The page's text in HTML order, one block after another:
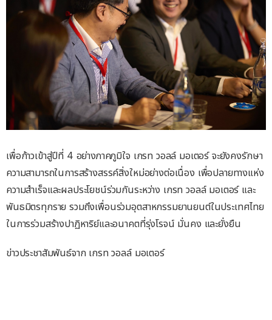
เพื่อก้าวเข้าสู่ปีที่ 4 อย่างภาคภูมิใจ เกรท วอลล์ มอเตอร์ จะยังคงรักษา
ความสามารถในการสร้างสรรค์สิ่งใหม่อย่างต่อเนื่อง เพื่อปลายทางแห่ง
ความสำเร็จและผลประโยชน์ร่วมกันระหว่าง เกรท วอลล์ มอเตอร์ และ
พันธมิตรทุกราย รวมถึงเพื่อนร่วมอุตสาหกรรมยานยนต์ในประเทศไทย
ในการร่วมสร้างปาฏิหาริย์และอนาคตที่รุ่งโรจน์ มั่นคง และยั่งยืน
ข่าวประชาสัมพันธ์จาก เกรท วอลล์ มอเตอร์